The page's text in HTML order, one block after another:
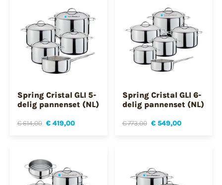
Spring Cristal GLI 5-
delig pannenset (NL)
€ 614,00 € 419,00
Spring Cristal GLI 6-
delig pannenset (NL)
€ 773,00 € 549,00